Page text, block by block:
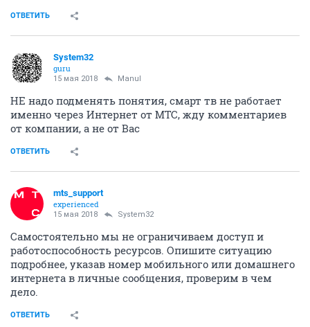
ОТВЕТИТЬ
System32
guru
15 мая 2018 Manul
НЕ надо подменять понятия, смарт тв не работает
именно через Интернет от МТС, жду комментариев
от компании, а не от Вас
ОТВЕТИТЬ
mts_support
experienced
15 мая 2018 System32
Самостоятельно мы не ограничиваем доступ и
работоспособность ресурсов. Опишите ситуацию
подробнее, указав номер мобильного или домашнего
интернета в личные сообщения, проверим в чем
дело.
ОТВЕТИТЬ